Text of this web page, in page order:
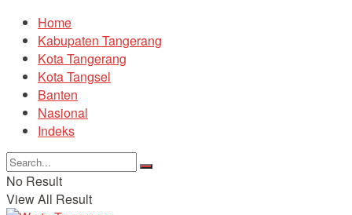
Home
Kabupaten Tangerang
Kota Tangerang
Kota Tangsel
Banten
Nasional
Indeks
No Result
View All Result